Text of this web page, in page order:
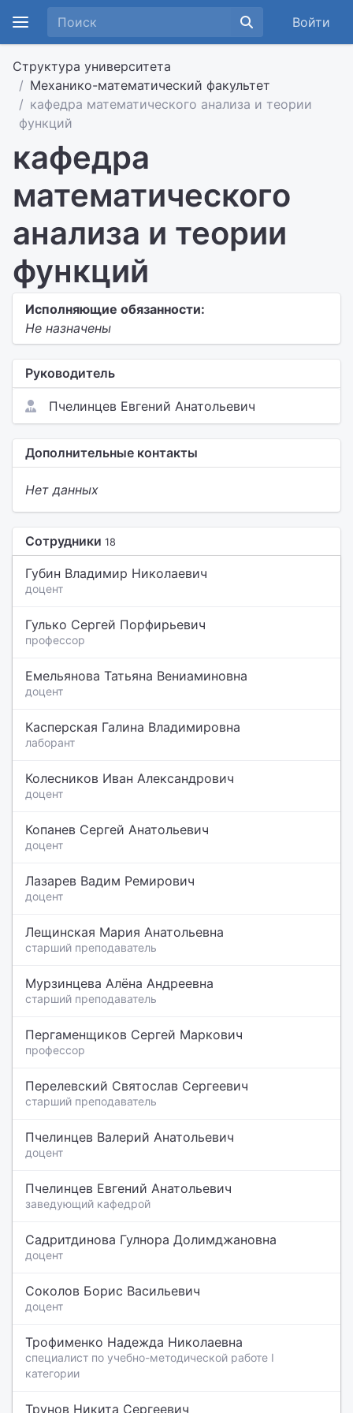
Войти
Структура университета
Механико-математический факультет
кафедра математического анализа и теории
функций
кафедра
математического
анализа и теории
функций
Исполняющие обязанности:
Не назначены
Руководитель
Пчелинцев Евгений Анатольевич
Дополнительные контакты
Нет данных
Сотрудники 18
Губин Владимир Николаевич
доцент
Гулько Сергей Порфирьевич
профессор
Емельянова Татьяна Вениаминовна
доцент
Касперская Галина Владимировна
лаборант
Колесников Иван Александрович
доцент
Копанев Сергей Анатольевич
доцент
Лазарев Вадим Ремирович
доцент
Лещинская Мария Анатольевна
старший преподаватель
Мурзинцева Алёна Андреевна
старший преподаватель
Пергаменщиков Сергей Маркович
профессор
Перелевский Святослав Сергеевич
старший преподаватель
Пчелинцев Валерий Анатольевич
доцент
Пчелинцев Евгений Анатольевич
заведующий кафедрой
Садритдинова Гулнора Долимджановна
доцент
Соколов Борис Васильевич
доцент
Трофименко Надежда Николаевна
специалист по учебно-методической работе I
категории
Трунов Никита Сергеевич